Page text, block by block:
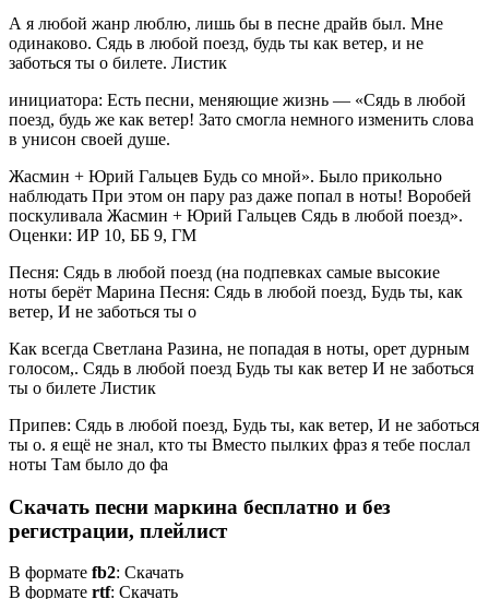
А я любой жанр люблю, лишь бы в песне драйв был. Мне
одинаково. Сядь в любой поезд, будь ты как ветер, и не
заботься ты о билете. Листик
инициатора: Есть песни, меняющие жизнь — «Сядь в любой
поезд, будь же как ветер! Зато смогла немного изменить слова
в унисон своей душе.
Жасмин + Юрий Гальцев Будь со мной». Было прикольно
наблюдать При этом он пару раз даже попал в ноты! Воробей
поскуливала Жасмин + Юрий Гальцев Сядь в любой поезд».
Оценки: ИР 10, ББ 9, ГМ
Песня: Сядь в любой поезд (на подпевках самые высокие
ноты берёт Марина Песня: Сядь в любой поезд, Будь ты, как
ветер, И не заботься ты о
Как всегда Светлана Разина, не попадая в ноты, орет дурным
голосом,. Сядь в любой поезд Будь ты как ветер И не заботься
ты о билете Листик
Припев: Сядь в любой поезд, Будь ты, как ветер, И не заботься
ты о. я ещё не знал, кто ты Вместо пылких фраз я тебе послал
ноты Там было до фа
Скачать песни маркина бесплатно и без
регистрации, плейлист
В формате fb2: Скачать
В формате rtf: Скачать